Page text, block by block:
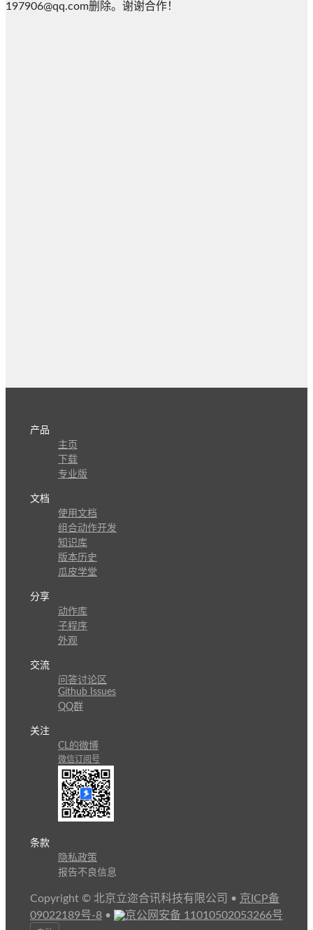
197906@qq.com删除。谢谢合作！
产品
主页
下载
专业版
文档
使用文档
组合动作开发
知识库
版本历史
瓜皮学堂
分享
动作库
子程序
外观
交流
问答讨论区
Github Issues
QQ群
关注
CL的微博
微信订阅号
条款
隐私政策
报告不良信息
Copyright © 北京立迩合讯科技有限公司 • 京ICP备
09022189号-8 • 京公网安备 11010502053266号